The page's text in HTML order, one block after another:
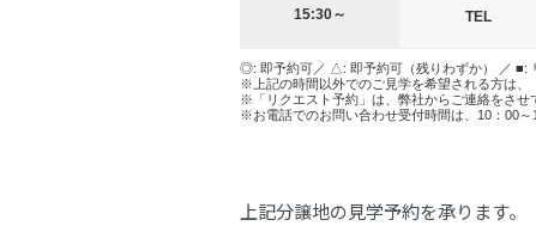
15:30～ TEL
◎: 即予約可／ △: 即予約可（残りわずか） ／ ■:
※上記の時間以外でのご見学を希望される方は、
※「リクエスト予約」は、弊社からご連絡をさせ
※お電話でのお問い合わせ受付時間は、10：00～
上記分譲地の見学予約を承ります。